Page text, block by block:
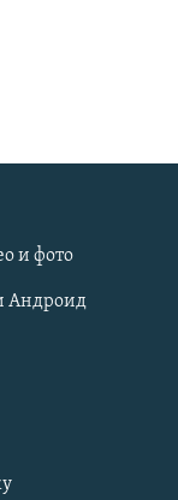
и фото
Андроид